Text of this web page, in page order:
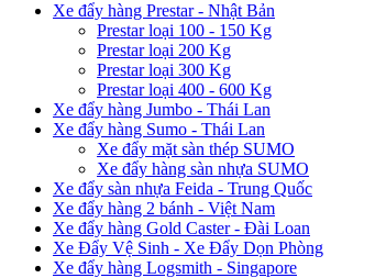
Xe đẩy hàng Prestar - Nhật Bản
Prestar loại 100 - 150 Kg
Prestar loại 200 Kg
Prestar loại 300 Kg
Prestar loại 400 - 600 Kg
Xe đẩy hàng Jumbo - Thái Lan
Xe đẩy hàng Sumo - Thái Lan
Xe đẩy mặt sàn thép SUMO
Xe đẩy hàng sàn nhựa SUMO
Xe đẩy sàn nhựa Feida - Trung Quốc
Xe đẩy hàng 2 bánh - Việt Nam
Xe đẩy hàng Gold Caster - Đài Loan
Xe Đẩy Vệ Sinh - Xe Đẩy Dọn Phòng
Xe đẩy hàng Logsmith - Singapore